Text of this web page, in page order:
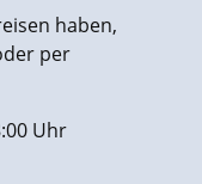
haben,
per
Uhr